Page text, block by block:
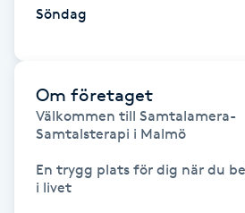
Gua Sha-massage
Hatha Yoga
Söndag
Om företaget
Välkommen till Samtalamera-
Samtalsterapi i Malmö
En trygg plats för dig när du
i livet